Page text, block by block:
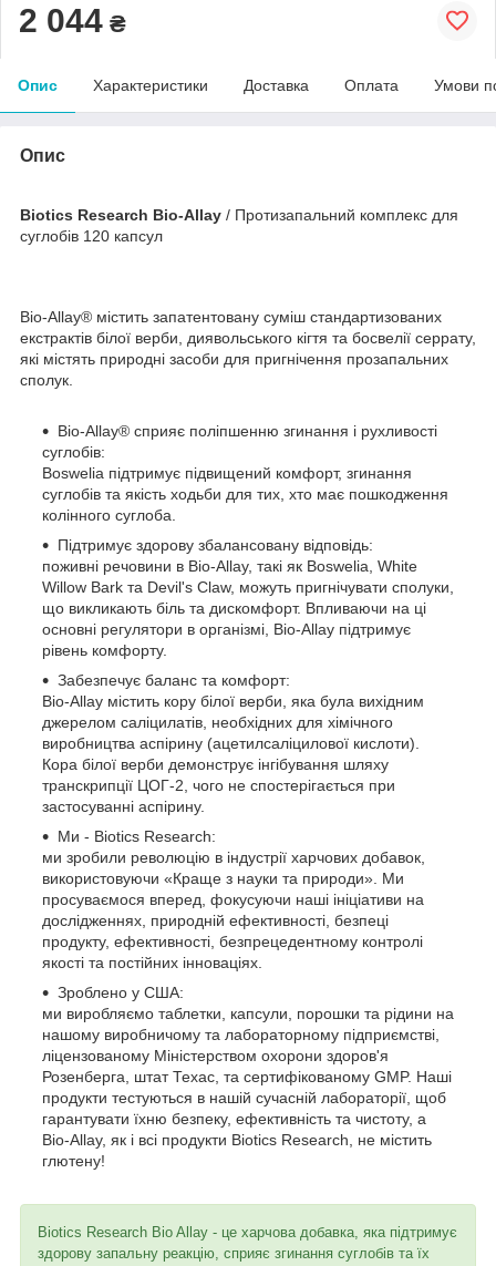
2 044 ₴
Опис Характеристики Доставка Оплата Умови
Опис
Biotics Research Bio-Allay / Протизапальний комплекс для
суглобів 120 капсул
Bio-Allay® містить запатентовану суміш стандартизованих
екстрактів білої верби, диявольського кігтя та босвелії серрату,
які містять природні засоби для пригнічення прозапальних
сполук.
Bio-Allay® сприяє поліпшенню згинання і рухливості
суглобів:
Boswelia підтримує підвищений комфорт, згинання
суглобів та якість ходьби для тих, хто має пошкодження
колінного суглоба.
Підтримує здорову збалансовану відповідь:
поживні речовини в Bio-Allay, такі як Boswelia, White
Willow Bark та Devil's Claw, можуть пригнічувати сполуки,
що викликають біль та дискомфорт. Впливаючи на ці
основні регулятори в організмі, Bio-Allay підтримує
рівень комфорту.
Забезпечує баланс та комфорт:
Bio-Allay містить кору білої верби, яка була вихідним
джерелом саліцилатів, необхідних для хімічного
виробництва аспірину (ацетилсаліцилової кислоти).
Кора білої верби демонструє інгібування шляху
транскрипції ЦОГ-2, чого не спостерігається при
застосуванні аспірину.
Ми - Biotics Research:
ми зробили революцію в індустрії харчових добавок,
використовуючи «Краще з науки та природи». Ми
просуваємося вперед, фокусуючи наші ініціативи на
дослідженнях, природній ефективності, безпеці
продукту, ефективності, безпрецедентному контролі
якості та постійних інноваціях.
Зроблено у США:
ми виробляємо таблетки, капсули, порошки та рідини на
нашому виробничому та лабораторному підприємстві,
ліцензованому Міністерством охорони здоров'я
Розенберга, штат Техас, та сертифікованому GMP. Наші
продукти тестуються в нашій сучасній лабораторії, щоб
гарантувати їхню безпеку, ефективність та чистоту, а
Bio-Allay, як і всі продукти Biotics Research, не містить
глютену!
Biotics Research Bio Allay - це харчова добавка, яка підтримує
здорову запальну реакцію, сприяє згинання суглобів та їх